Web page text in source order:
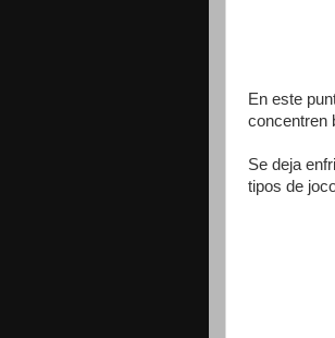
En este
concentren
Se deja
tipos de